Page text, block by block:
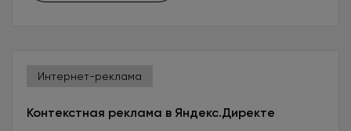
Интернет-реклама
Контекстная реклама в Яндекс.Директе